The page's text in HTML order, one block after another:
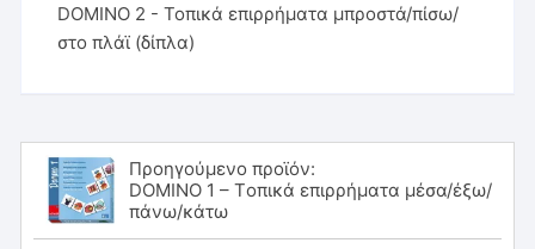
DOMINO 2 - Τοπικά επιρρήματα μπροστά/πίσω/
στο πλάϊ (δίπλα)
Προηγούμενο προϊόν:
DOMINO 1 – Tοπικά επιρρήματα μέσα/έξω/
πάνω/κάτω